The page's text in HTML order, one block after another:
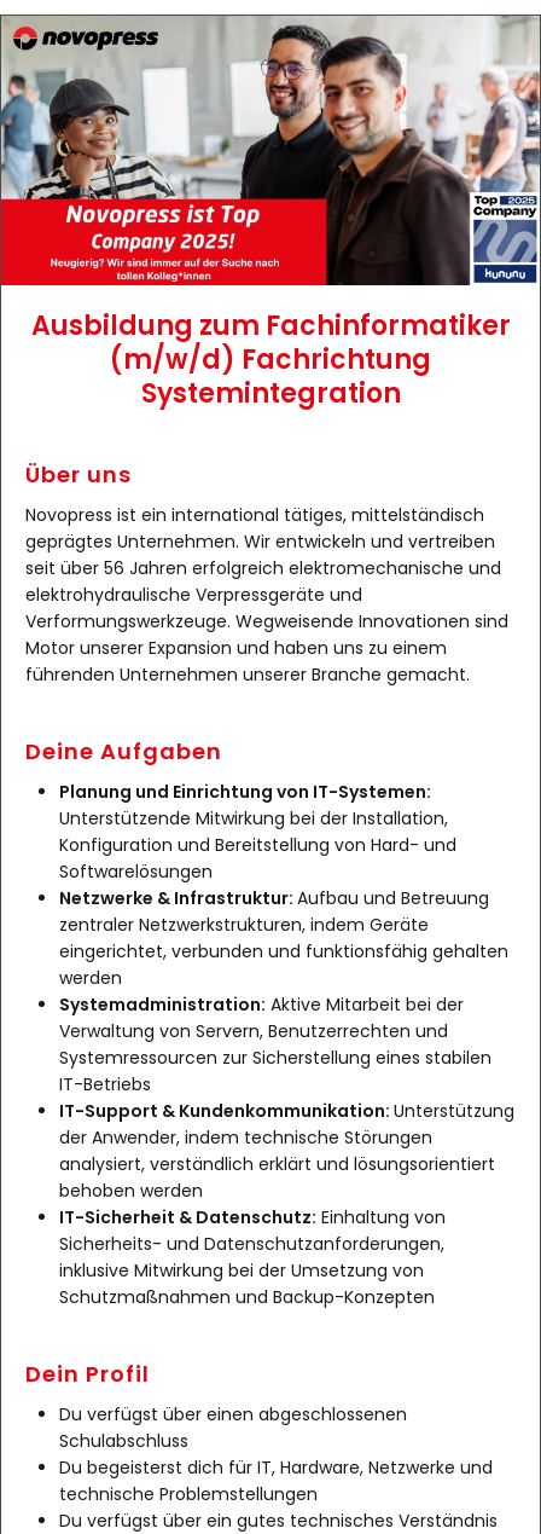
Ausbildung zum Fachinformatiker
(m/w/d) Fachrichtung
Systemintegration
Über uns
Novopress ist ein international tätiges, mittelständisch
geprägtes Unternehmen. Wir entwickeln und vertreiben
seit über 56 Jahren erfolgreich elektromechanische und
elektrohydraulische Verpressgeräte und
Verformungswerkzeuge. Wegweisende Innovationen sind
Motor unserer Expansion und haben uns zu einem
führenden Unternehmen unserer Branche gemacht.
Deine Aufgaben
Planung und Einrichtung von IT-Systemen:
Unterstützende Mitwirkung bei der Installation,
Konfiguration und Bereitstellung von Hard- und
Softwarelösungen
Netzwerke & Infrastruktur: Aufbau und Betreuung
zentraler Netzwerkstrukturen, indem Geräte
eingerichtet, verbunden und funktionsfähig gehalten
werden
Systemadministration: Aktive Mitarbeit bei der
Verwaltung von Servern, Benutzerrechten und
Systemressourcen zur Sicherstellung eines stabilen
IT-Betriebs
IT-Support & Kundenkommunikation: Unterstützung
der Anwender, indem technische Störungen
analysiert, verständlich erklärt und lösungsorientiert
behoben werden
IT-Sicherheit & Datenschutz: Einhaltung von
Sicherheits- und Datenschutzanforderungen,
inklusive Mitwirkung bei der Umsetzung von
Schutzmaßnahmen und Backup-Konzepten
Dein Profil
Du verfügst über einen abgeschlossenen
Schulabschluss
Du begeisterst dich für IT, Hardware, Netzwerke und
technische Problemstellungen
Du verfügst über ein gutes technisches Verständnis